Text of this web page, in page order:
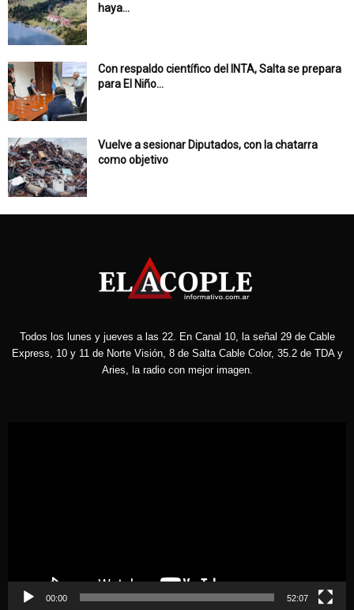
haya...
Con respaldo científico del INTA, Salta se prepara
para El Niño...
Vuelve a sesionar Diputados, con la chatarra
como objetivo
Todos los lunes y jueves a las 22. En Canal 10, la señal 29 de Cable
Express, 10 y 11 de Norte Visión, 8 de Salta Cable Color, 35.2 de TDA y
Aries, la radio con mejor imagen.
00:00 52:07